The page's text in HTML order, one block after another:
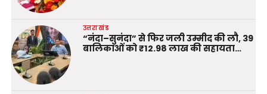
उत्तराखंड
“नंदा–सुनंदा” से फिर जली उम्मीद की लौ, 39
बालिकाओं को ₹12.98 लाख की सहायता…